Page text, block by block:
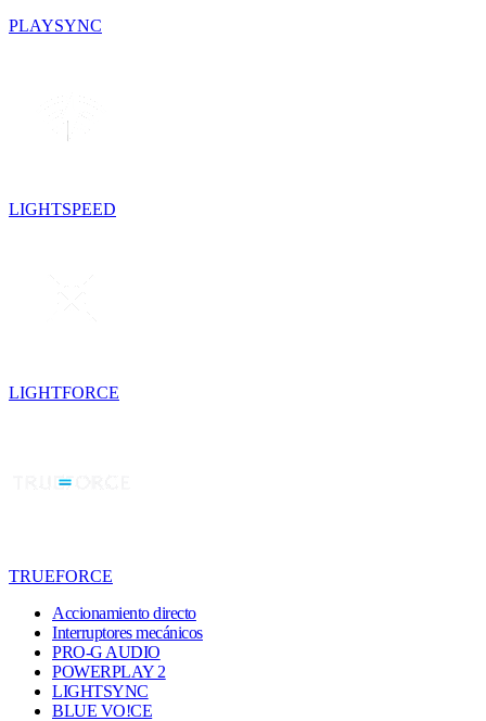
PLAYSYNC
LIGHTSPEED
LIGHTFORCE
TRUEFORCE
Accionamiento directo
Interruptores mecánicos
PRO-G AUDIO
POWERPLAY 2
LIGHTSYNC
BLUE VO!CE